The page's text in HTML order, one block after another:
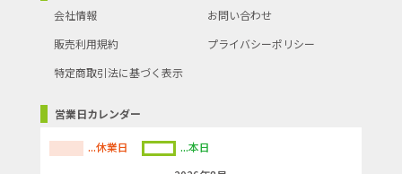
会社情報
お問い合わせ
販売利用規約
プライバシーポリシー
特定商取引法に基づく表示
営業日カレンダー
...休業日
...本日